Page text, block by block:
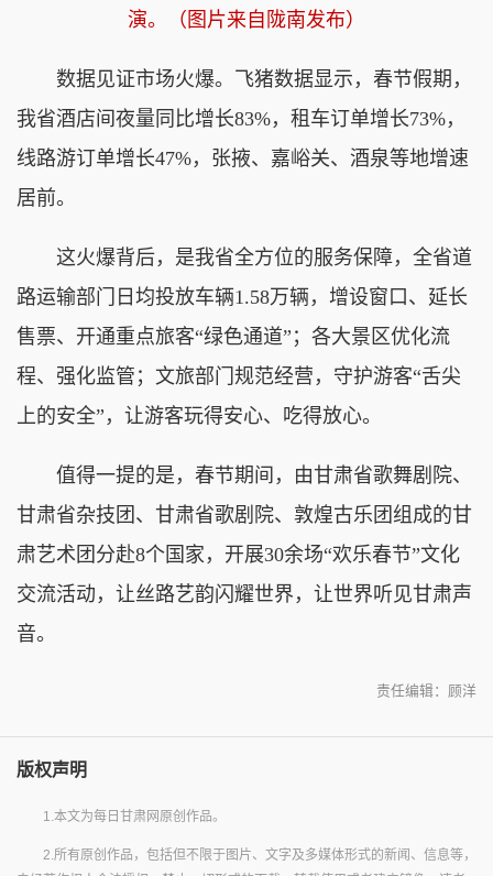
演。（图片来自陇南发布）
数据见证市场火爆。飞猪数据显示，春节假期，
我省酒店间夜量同比增长83%，租车订单增长73%，
线路游订单增长47%，张掖、嘉峪关、酒泉等地增速
居前。
这火爆背后，是我省全方位的服务保障，全省道
路运输部门日均投放车辆1.58万辆，增设窗口、延长
售票、开通重点旅客“绿色通道”；各大景区优化流
程、强化监管；文旅部门规范经营，守护游客“舌尖
上的安全”，让游客玩得安心、吃得放心。
值得一提的是，春节期间，由甘肃省歌舞剧院、
甘肃省杂技团、甘肃省歌剧院、敦煌古乐团组成的甘
肃艺术团分赴8个国家，开展30余场“欢乐春节”文化
交流活动，让丝路艺韵闪耀世界，让世界听见甘肃声
音。
责任编辑：顾洋
版权声明
1.本文为每日甘肃网原创作品。
2.所有原创作品，包括但不限于图片、文字及多媒体形式的新闻、信息等，